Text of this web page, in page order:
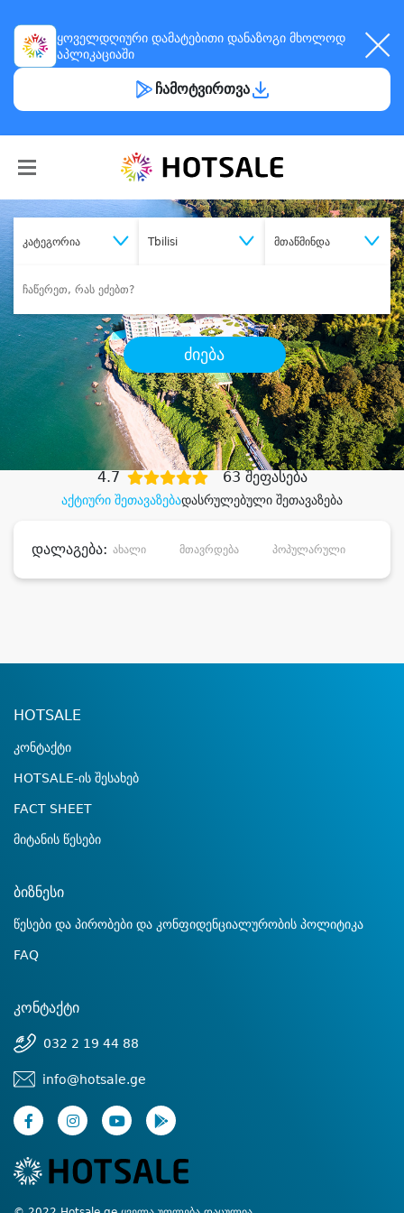
ყოველდღიური დამატებითი დანაზოგი მხოლოდ
აპლიკაციაში
ჩამოტვირთვა
კატეგორია Tbilisi მთაწმინდა
ძიება
შეიძინესასურველი მომსახურება
დიდი დანაზოგით
აქტიური შეთავაზებადასრულებული შეთავაზება
4.7 63 შეფასება
დალაგება: ახალი მთავრდება პოპულარული
HOTSALE
კონტაქტი
HOTSALE-ის შესახებ
FACT SHEET
მიტანის წესები
ბიზნესი
წესები და პირობები და კონფიდენციალურობის პოლიტიკა
FAQ
კონტაქტი
032 2 19 44 88
info@hotsale.ge